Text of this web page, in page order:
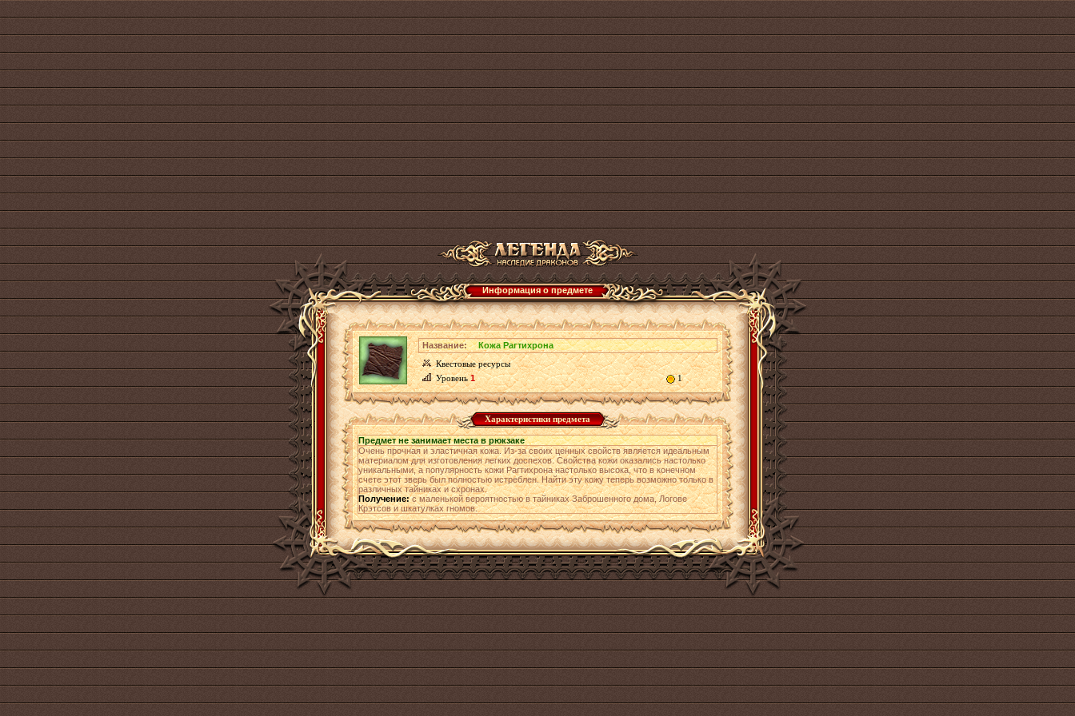
Информация о предмете
Название:
Кожа Рагтихрона
Квестовые ресурсы
Уровень1 1
Характеристики предмета
Предмет не занимает места в рюкзаке
Очень прочная и эластичная кожа. Из-за своих ценных свойств является идеальным
материалом для изготовления легких доспехов. Свойства кожи оказались настолько
уникальными, а популярность кожи Рагтихрона настолько высока, что в конечном
счете этот зверь был полностью истреблен. Найти эту кожу теперь возможно только в
различных тайниках и схронах.
Получение:с маленькой вероятностью в тайниках Заброшенного дома, Логове
Крэтсов и шкатулках гномов.